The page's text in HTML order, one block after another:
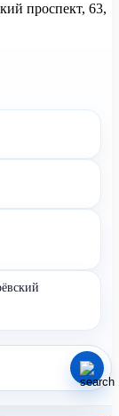
проспект, 63,